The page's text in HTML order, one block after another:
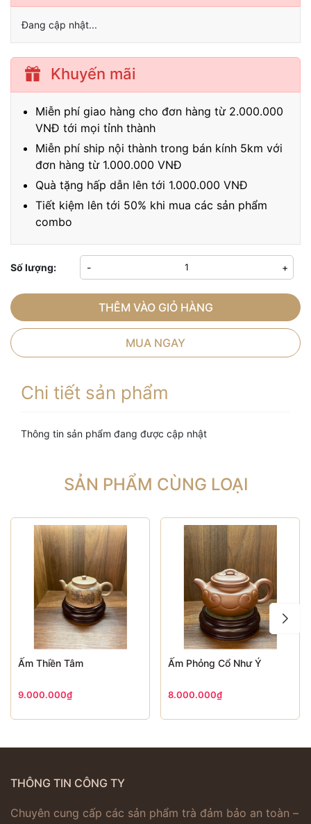
Đang cập nhật...
Khuyến mãi
Miễn phí giao hàng cho đơn hàng từ 2.000.000
VNĐ tới mọi tỉnh thành
Miễn phí ship nội thành trong bán kính 5km với
đơn hàng từ 1.000.000 VNĐ
Quà tặng hấp dẫn lên tới 1.000.000 VNĐ
Tiết kiệm lên tới 50% khi mua các sản phẩm
combo
Số lượng: - +
THÊM VÀO GIỎ HÀNG
MUA NGAY
Chi tiết sản phẩm
Thông tin sản phẩm đang được cập nhật
SẢN PHẨM CÙNG LOẠI
Ấm Thiền Tâm
9.000.000₫
Ấm Phỏng Cổ Như Ý
8.000.000₫
THÔNG TIN CÔNG TY
Chuyên cung cấp các sản phẩm trà đảm bảo an toàn –